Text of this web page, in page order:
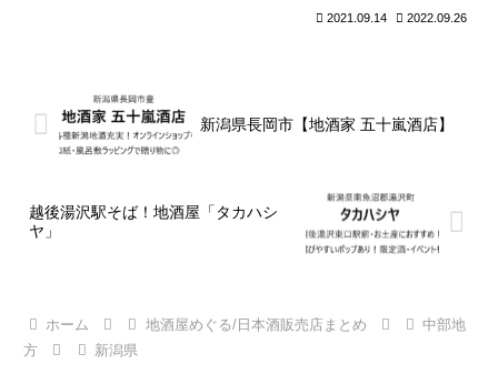
2021.09.14 2022.09.26
新潟県長岡市【地酒家 五十嵐酒店】
越後湯沢駅そば！地酒屋「タカハシ
ヤ」
ホーム 地酒屋めぐる/日本酒販売店まとめ
中部地
方
新潟県